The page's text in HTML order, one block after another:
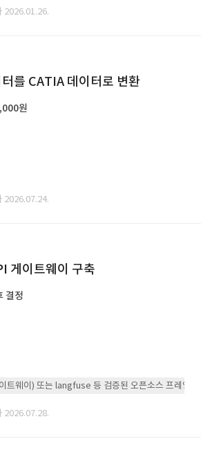
2026.01.26.
를 CATIA 데이터로 변환
원
2026.07.24.
게이트웨이 구축
결정
트웨이) 또는 langfuse 등 검증된 오픈소스 프레임워
2026.07.28.